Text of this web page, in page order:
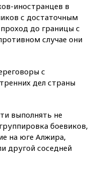
иностранцев в
с достаточным
до границы с
случае они
с
дел страны
выполнять не
боевиков,
на юге Алжира,
другой соседней